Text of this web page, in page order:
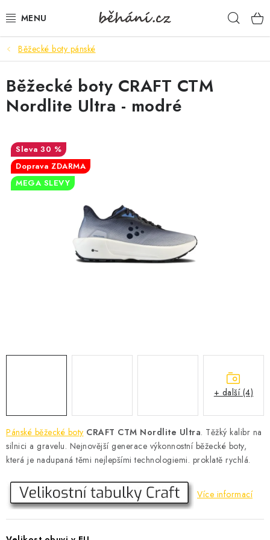
na
BOTY PÁNSKÉ
BOTY DÁMSKÉ
PÁNSKÉ OBLEČENÍ
DÁMSKÉ OBLEČENÍ
DOPLŇKY
DÁRKOVÉ POUKAZY
VELIKOSTNÍ TABULKY
MEGA SLEVY
NOVINKY
NOVINKY MIZUNO
NOVINKY INOV-8
Běžecké boty pánské
Pánské běžecké boty CRAFT CTM Nordlite Ultra. Těžký kalibr na
silnici a gravelu. Nejnovější generace výkonnostní běžecké boty,
která je nadupaná těmi nejlepšími technologiemi. proklatě rychlá.
Více informací
Běžecké boty CRAFT CTM
Nordlite Ultra - modré
30 %
Doprava ZDARMA
MEGA SLEVY
+ další (4)